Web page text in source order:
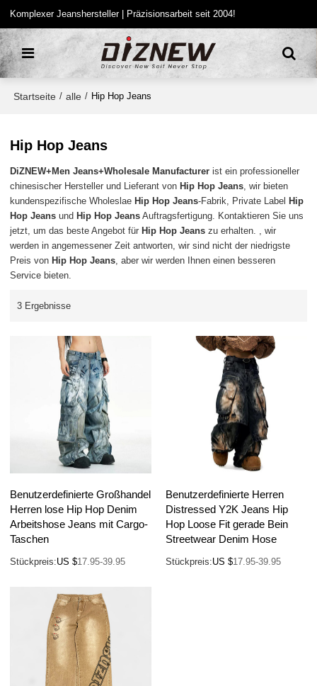
Komplexer Jeanshersteller | Präzisionsarbeit seit 2004!
Startseite / alle / Hip Hop Jeans
Hip Hop Jeans
DiZNEW+Men Jeans+Wholesale Manufacturer ist ein professioneller
chinesischer Hersteller und Lieferant von Hip Hop Jeans, wir bieten
kundenspezifische Wholeslae Hip Hop Jeans-Fabrik, Private Label Hip
Hop Jeans und Hip Hop Jeans Auftragsfertigung. Kontaktieren Sie uns
jetzt, um das beste Angebot für Hip Hop Jeans zu erhalten. , wir
werden in angemessener Zeit antworten, wir sind nicht der niedrigste
Preis von Hip Hop Jeans, aber wir werden Ihnen einen besseren
Service bieten.
3 Ergebnisse
Benutzerdefinierte Großhandel
Herren lose Hip Hop Denim
Arbeitshose Jeans mit Cargo-
Taschen
Stückpreis:US $17.95-39.95
Benutzerdefinierte Herren
Distressed Y2K Jeans Hip
Hop Loose Fit gerade Bein
Streetwear Denim Hose
Stückpreis:US $17.95-39.95